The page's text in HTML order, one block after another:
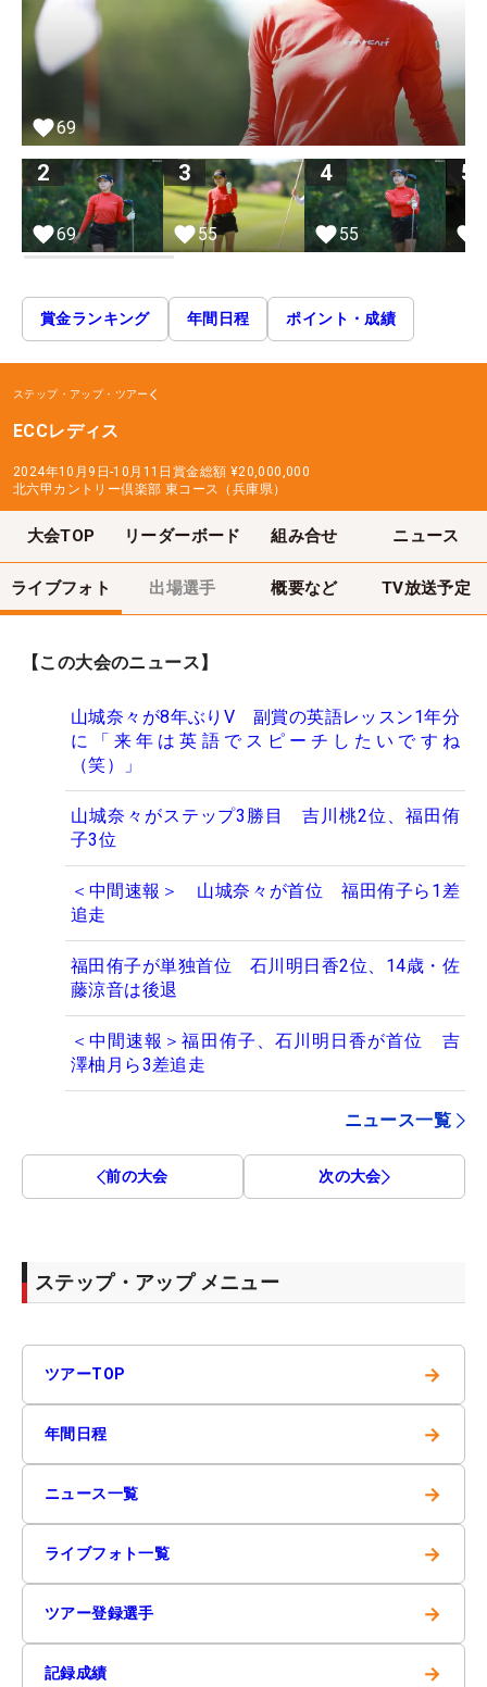
69
2
69
3
55
4
55
5
賞金ランキング 年間日程 ポイント・成績
ステップ・アップ・ツアー
ECCレディス
2024年10月9日-10月11日 賞金総額 ¥20,000,000
北六甲カントリー倶楽部 東コース（兵庫県）
大会TOP リーダーボード 組み合せ ニュース
ライブフォト 出場選手 概要など TV放送予定
【この大会のニュース】
山城奈々が8年ぶりV 副賞の英語レッスン1年分
に「来年は英語でスピーチしたいですね
（笑）」
山城奈々がステップ3勝目 吉川桃2位、福田侑
子3位
＜中間速報＞ 山城奈々が首位 福田侑子ら1差
追走
福田侑子が単独首位 石川明日香2位、14歳・佐
藤涼音は後退
＜中間速報＞福田侑子、石川明日香が首位 吉
澤柚月ら3差追走
ニュース一覧
前の大会 次の大会
ステップ・アップ メニュー
ツアーTOP →
年間日程 →
ニュース一覧 →
ライブフォト一覧 →
ツアー登録選手 →
記録成績 →